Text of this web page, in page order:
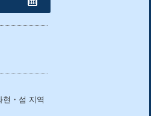
현・섬 지역